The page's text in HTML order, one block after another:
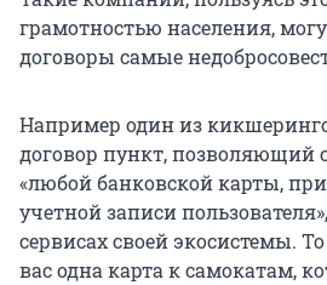
грамотностью населения,
договоры самые
Например один из
договор пункт, позволяющий
«любой банковской карты,
учетной записи
сервисах своей экосистемы.
вас одна карта к самокатам,